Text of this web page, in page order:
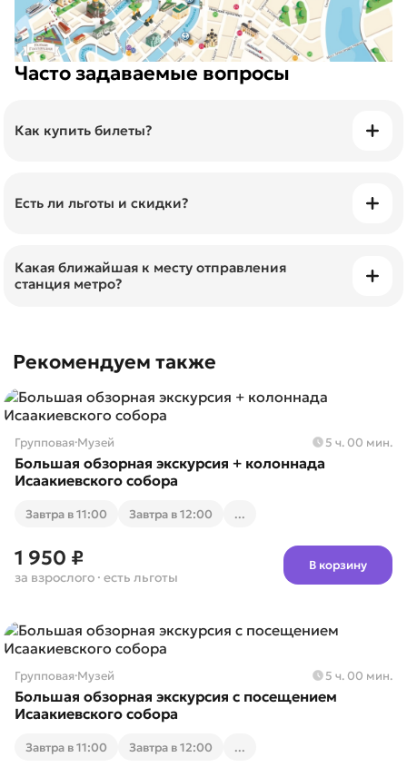
Часто задаваемые вопросы
Как купить билеты?
показать их с телефона.
Есть ли льготы и скидки?
студентам, детям, многодетным семьям,
инвалидам, участникам боевых действий.
документы при посадке.
Какая ближайшая к месту отправления
станция метро?
Рекомендуем также
Групповая·Музей 5 ч. 00 мин.
Большая обзорная экскурсия + колоннада
Исаакиевского собора
Завтра в 11:00 Завтра в 12:00 ...
1 950 ₽
за взрослого · есть льготы
В корзину
Групповая·Музей 5 ч. 00 мин.
Большая обзорная экскурсия с посещением
Исаакиевского собора
Завтра в 11:00 Завтра в 12:00 ...